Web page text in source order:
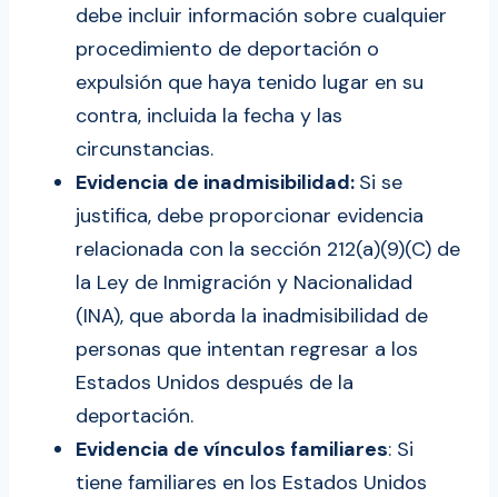
debe incluir información sobre cualquier
procedimiento de deportación o
expulsión que haya tenido lugar en su
contra, incluida la fecha y las
circunstancias.
Evidencia de inadmisibilidad: Si se
justifica, debe proporcionar evidencia
relacionada con la sección 212(a)(9)(C) de
la Ley de Inmigración y Nacionalidad
(INA), que aborda la inadmisibilidad de
personas que intentan regresar a los
Estados Unidos después de la
deportación.
Evidencia de vínculos familiares: Si
tiene familiares en los Estados Unidos